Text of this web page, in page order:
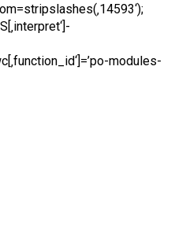
modules-